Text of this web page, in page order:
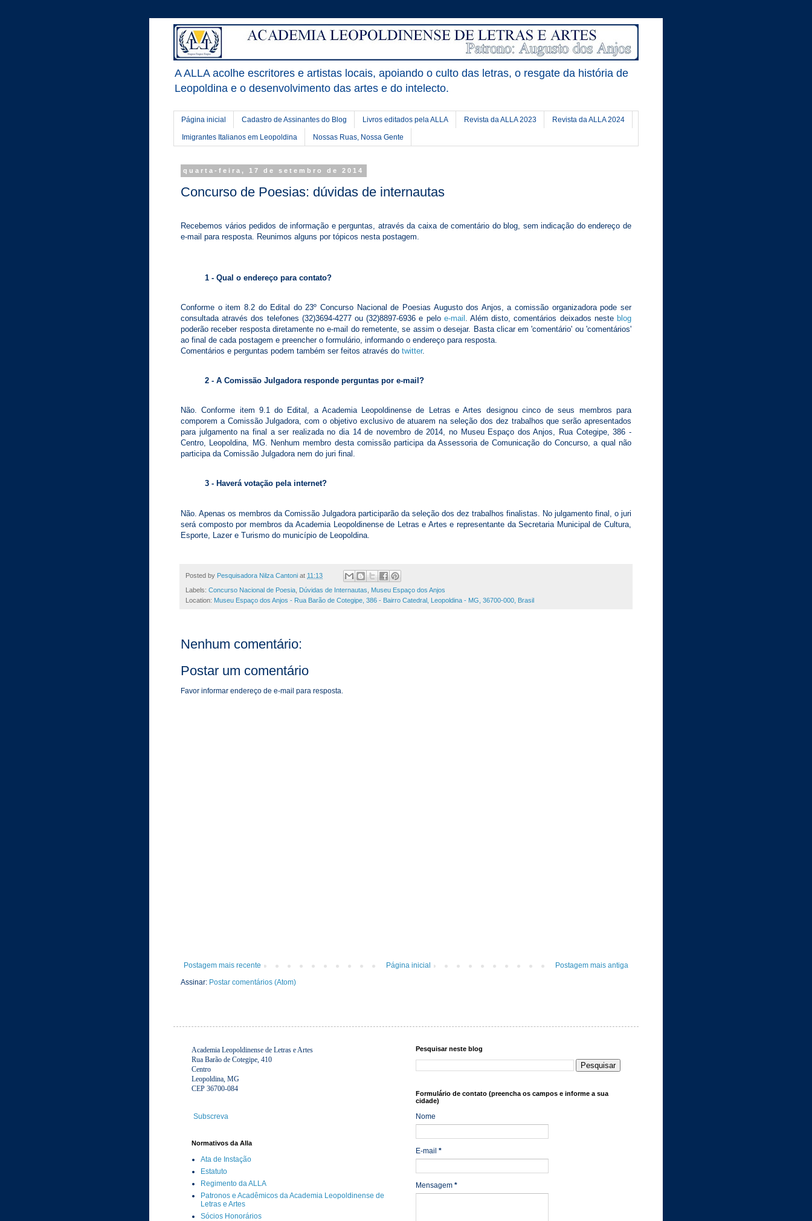
A ALLA acolhe escritores e artistas locais, apoiando o culto das letras, o resgate da história de
Leopoldina e o desenvolvimento das artes e do intelecto.
Página inicial Cadastro de Assinantes do Blog Livros editados pela ALLA Revista da ALLA 2023 Revista da ALLA 2024
Imigrantes Italianos em Leopoldina Nossas Ruas, Nossa Gente
quarta-feira, 17 de setembro de 2014
Concurso de Poesias: dúvidas de internautas
Recebemos vários pedidos de informação e perguntas, através da caixa de comentário do blog, sem indicação do endereço de
e-mail para resposta. Reunimos alguns por tópicos nesta postagem.
1 - Qual o endereço para contato?
Conforme o item 8.2 do Edital do 23º Concurso Nacional de Poesias Augusto dos Anjos, a comissão organizadora pode ser
consultada através dos telefones (32)3694-4277 ou (32)8897-6936 e pelo e-mail . Além disto, comentários deixados neste blog
poderão receber resposta diretamente no e-mail do remetente, se assim o desejar. Basta clicar em 'comentário' ou 'comentários'
ao final de cada postagem e preencher o formulário, informando o endereço para resposta.
Comentários e perguntas podem também ser feitos através do twitter.
2 - A Comissão Julgadora responde perguntas por e-mail?
Não. Conforme item 9.1 do Edital, a Academia Leopoldinense de Letras e Artes designou cinco de seus membros para
comporem a Comissão Julgadora, com o objetivo exclusivo de atuarem na seleção dos dez trabalhos que serão apresentados
para julgamento na final a ser realizada no dia 14 de novembro de 2014, no Museu Espaço dos Anjos, Rua Cotegipe, 386 -
Centro, Leopoldina, MG. Nenhum membro desta comissão participa da Assessoria de Comunicação do Concurso, a qual não
participa da Comissão Julgadora nem do juri final.
3 - Haverá votação pela internet?
Não. Apenas os membros da Comissão Julgadora participarão da seleção dos dez trabalhos finalistas. No julgamento final, o juri
será composto por membros da Academia Leopoldinense de Letras e Artes e representante da Secretaria Municipal de Cultura,
Esporte, Lazer e Turismo do município de Leopoldina.
Posted by Pesquisadora Nilza Cantoni at 11:13
Labels: Concurso Nacional de Poesia Dúvidas de Internautas
Museu Espaço dos Anjos
Location: Museu Espaço dos Anjos - Rua Barão de Cotegipe, 386 - Bairro Catedral, Leopoldina - MG, 36700-000, Brasil
Nenhum comentário:
Postar um comentário
Favor informar endereço de e-mail para resposta.
Postagem mais recente Postagem mais antiga
Página inicial
Assinar: Postar comentários (Atom)
Academia Leopoldinense de Letras e Artes
Rua Barão de Cotegipe, 410
Centro
Leopoldina, MG
CEP 36700-084
Subscreva
Normativos da Alla
Ata de Instação
Estatuto
Regimento da ALLA
Patronos e Acadêmicos da Academia Leopoldinense de
Letras e Artes
Sócios Honorários
Pesquisar neste blog
Formulário de contato (preencha os campos e informe a sua
cidade)
Nome
E-mail *
Mensagem *